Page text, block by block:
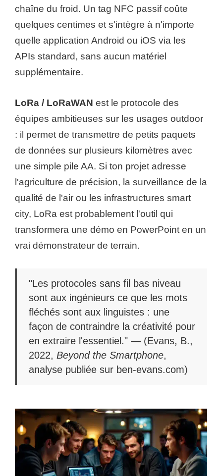
chaîne du froid. Un tag NFC passif coûte
quelques centimes et s'intègre à n'importe
quelle application Android ou iOS via les
APIs standard, sans aucun matériel
supplémentaire.
LoRa / LoRaWAN est le protocole des
équipes ambitieuses sur les usages outdoor
: il permet de transmettre de petits paquets
de données sur plusieurs kilomètres avec
une simple pile AA. Si ton projet adresse
l'agriculture de précision, la surveillance de la
qualité de l'air ou les infrastructures smart
city, LoRa est probablement l'outil qui
transformera une démo en PowerPoint en un
vrai démonstrateur de terrain.
"Les protocoles sans fil bas niveau
sont aux ingénieurs ce que les mots
fléchés sont aux linguistes : une
façon de contraindre la créativité pour
en extraire l'essentiel." — (Evans, B.,
2022, Beyond the Smartphone,
analyse publiée sur ben-evans.com)